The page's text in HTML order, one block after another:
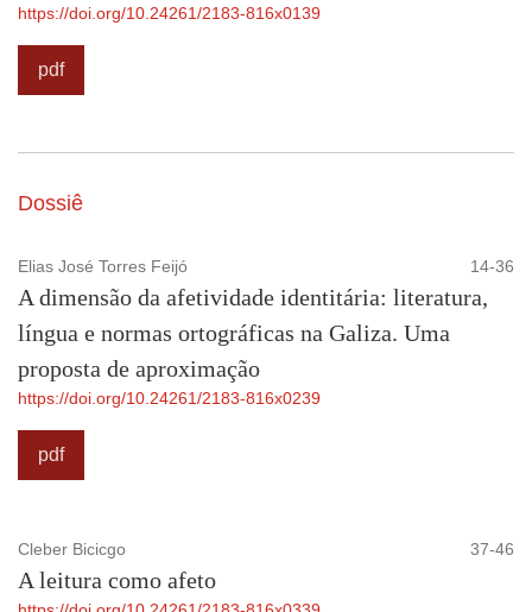
https://doi.org/10.24261/2183-816x0139
pdf
Dossiê
Elias José Torres Feijó 14-36
A dimensão da afetividade identitária: literatura,
língua e normas ortográficas na Galiza. Uma
proposta de aproximação
https://doi.org/10.24261/2183-816x0239
pdf
Cleber Bicicgo 37-46
A leitura como afeto